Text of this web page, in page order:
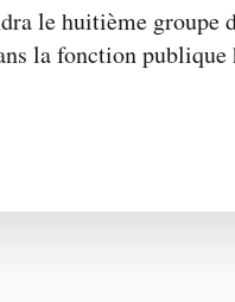
le huitième groupe
la fonction publique